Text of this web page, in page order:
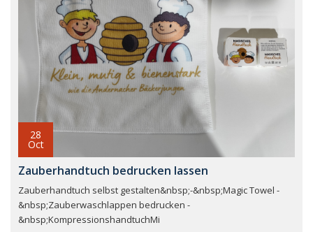
28
Oct
Zauberhandtuch bedrucken lassen
Zauberhandtuch selbst gestalten&nbsp;-&nbsp;Magic Towel -
&nbsp;Zauberwaschlappen bedrucken -
&nbsp;KompressionshandtuchMi